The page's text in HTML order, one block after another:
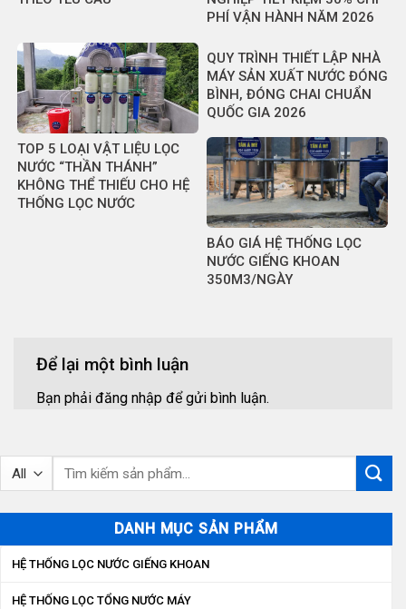
PHÍ VẬN HÀNH NĂM 2026
TOP 5 LOẠI VẬT LIỆU LỌC
NƯỚC “THẦN THÁNH”
KHÔNG THỂ THIẾU CHO HỆ
THỐNG LỌC NƯỚC
QUY TRÌNH THIẾT LẬP NHÀ
MÁY SẢN XUẤT NƯỚC ĐÓNG
BÌNH, ĐÓNG CHAI CHUẨN
QUỐC GIA 2026
BÁO GIÁ HỆ THỐNG LỌC
NƯỚC GIẾNG KHOAN
350M3/NGÀY
Để lại một bình luận
Bạn phải đăng nhập để gửi bình luận.
Tìm
DANH MỤC SẢN PHẨM
HỆ THỐNG LỌC NƯỚC GIẾNG KHOAN
HỆ THỐNG LỌC TỔNG NƯỚC MÁY